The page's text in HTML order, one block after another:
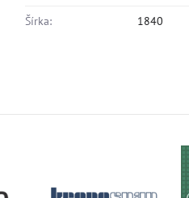
Šírka: 1840